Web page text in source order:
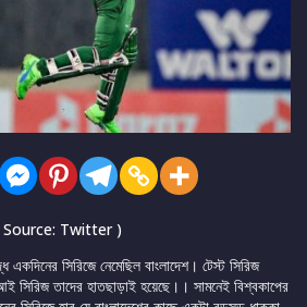
Twitter )
একদিনের সিরিজে নেমেছিল বাংলাদেশ। টেস্ট সিরিজ
সিরিজ তাদের হাতছাড়াই হয়েছে।। সামনেই বিশ্বকাপের